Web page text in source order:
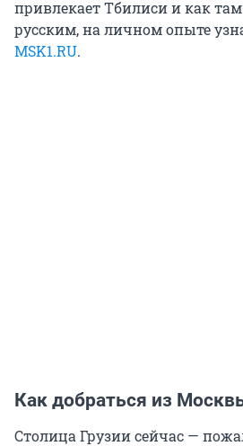
привлекает Тбилиси и как там
русским, на личном опыте
MSK1.RU.
Как добраться из
Столица Грузии сейчас —